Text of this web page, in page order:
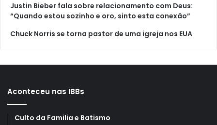
Justin Bieber fala sobre relacionamento com Deus:
“Quando estou sozinho e oro, sinto esta conexão”
Chuck Norris se torna pastor de uma igreja nos EUA
Aconteceu nas IBBs
Culto da Familia e Batismo